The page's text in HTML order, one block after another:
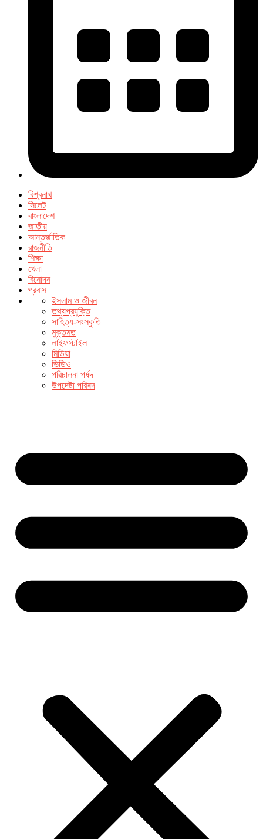
বিশ্বনাথ
সিলেট
বাংলাদেশ
জাতীয়
আন্তর্জাতিক
রাজনীতি
শিক্ষা
খেলা
বিনোদন
প্রবাস
ইসলাম ও জীবন
তথ্যপ্রযুক্তি
সাহিত্য-সংস্কৃতি
মুক্তমত
লাইফস্টাইল
মিডিয়া
ভিডিও
পরিচালনা পর্ষদ
উপদেষ্টা পরিষদ